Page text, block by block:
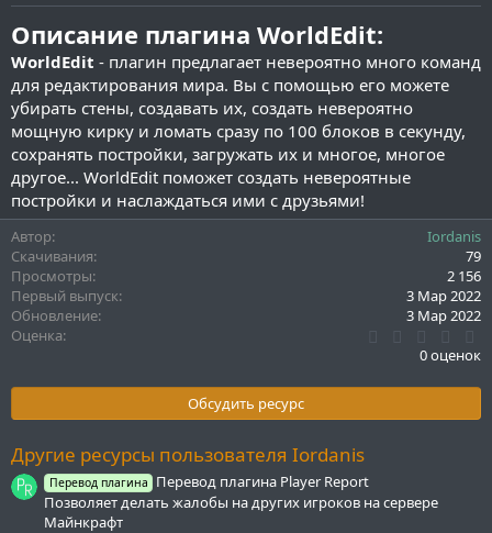
Описание плагина WorldEdit:
WorldEdit - плагин предлагает невероятно много команд
для редактирования мира. Вы с помощью его можете
убирать стены, создавать их, создать невероятно
мощную кирку и ломать сразу по 100 блоков в секунду,
сохранять постройки, загружать их и многое, многое
другое... WorldEdit поможет создать невероятные
постройки и наслаждаться ими с друзьями!
Автор
Iordanis
Скачивания
79
Просмотры
2 156
Первый выпуск
3 Мар 2022
Обновление
3 Мар 2022
Оценка
0
0
в
0 оценок
Обсудить ресурс
Другие ресурсы пользователя Iordanis
Перевод плагина
Перевод плагина Player Report
Позволяет делать жалобы на других игроков на сервере
Майнкрафт